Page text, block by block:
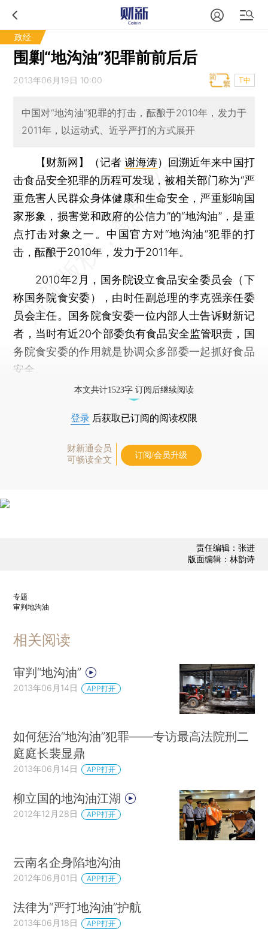
政经
围剿“地沟油”犯罪前前后后
2013年06月19日 10:00 T中
中国对“地沟油”犯罪的打击，酝酿于2010年，发力于
2011年，以运动式、近乎严打的方式展开
【财新网】（记者 谢海涛）
回溯近年来中国打
击食品安全犯罪的历程可发现，被相关部门称为“严
重危害人民群众身体健康和生命安全，严重影响国
家形象，损害党和政府的公信力”的“地沟油”，是重
点打击对象之一。中国官方对“地沟油”犯罪的打
击，酝酿于2010年，发力于2011年。
2010年2月，国务院设立食品安全委员会（下
称国务院食安委），由时任副总理的李克强亲任委
员会主任。国务院食安委一位内部人士告诉财新记
者，当时有近20个部委负有食品安全监管职责，国
务院食安委的作用就是协调众多部委一起抓好食品
安全。
本文共计1523字 订阅后继续阅读
登录 后获取已订阅的阅读权限
财新通会员
可畅读全文
订阅/会员升级
责任编辑：张进
版面编辑：林韵诗
专题
审判地沟油
相关阅读
审判“地沟油”
2013年06月14日 APP打开
如何惩治“地沟油”犯罪——专访最高法院刑二
庭庭长裴显鼎
2013年06月14日 APP打开
柳立国的地沟油江湖
2012年12月28日 APP打开
云南名企身陷地沟油
2012年06月01日 APP打开
法律为“严打地沟油”护航
2013年06月18日 APP打开